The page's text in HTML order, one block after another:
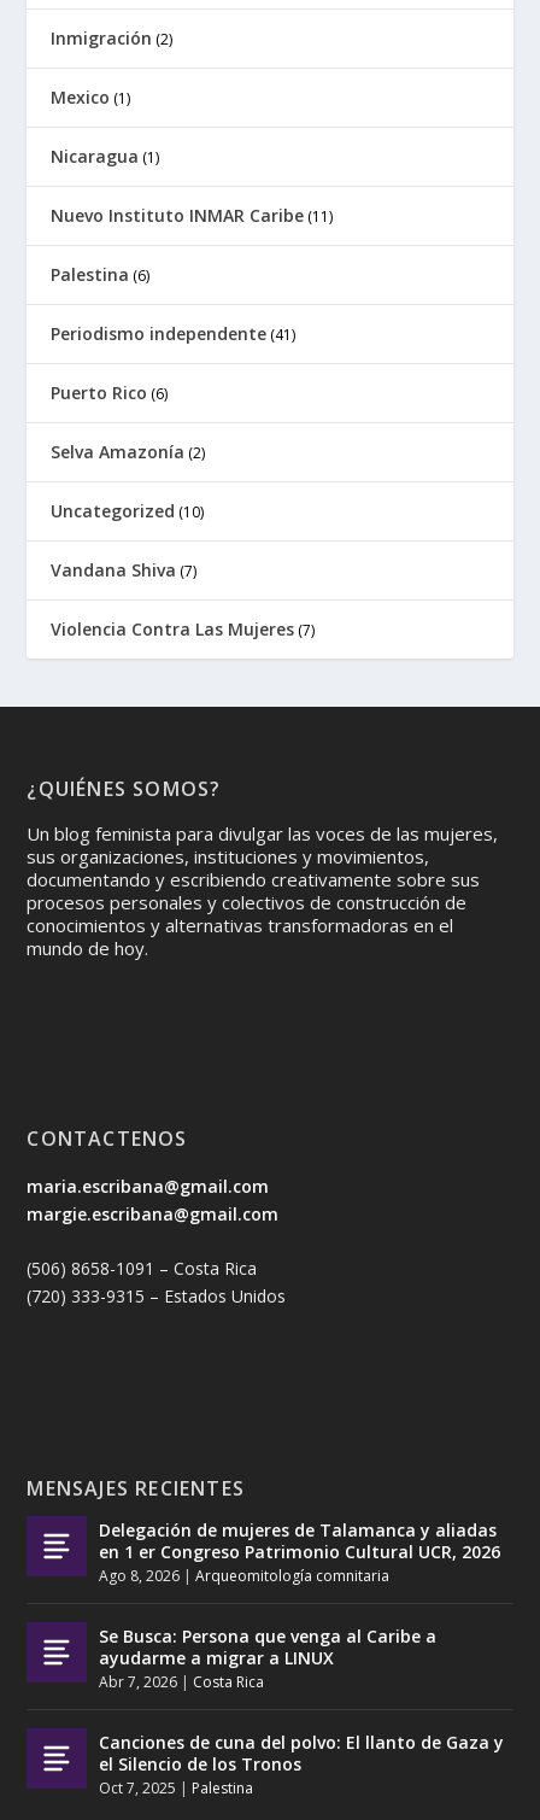
Inmigración (2)
Mexico (1)
Nicaragua (1)
Nuevo Instituto INMAR Caribe (11)
Palestina (6)
Periodismo independente (41)
Puerto Rico (6)
Selva Amazonía (2)
Uncategorized (10)
Vandana Shiva (7)
Violencia Contra Las Mujeres (7)
¿QUIÉNES SOMOS?
Un blog feminista para divulgar las voces de las mujeres,
sus organizaciones, instituciones y movimientos,
documentando y escribiendo creativamente sobre sus
procesos personales y colectivos de construcción de
conocimientos y alternativas transformadoras en el
mundo de hoy.
CONTACTENOS
maria.escribana@gmail.com
margie.escribana@gmail.com
(506) 8658-1091 – Costa Rica
(720) 333-9315 – Estados Unidos
MENSAJES RECIENTES
Delegación de mujeres de Talamanca y aliadas
en 1 er Congreso Patrimonio Cultural UCR, 2026
Ago 8, 2026 |Arqueomitología comnitaria
Se Busca: Persona que venga al Caribe a
ayudarme a migrar a LINUX
Abr 7, 2026 | Costa Rica
Canciones de cuna del polvo: El llanto de Gaza y
el Silencio de los Tronos
Oct 7, 2025 | Palestina